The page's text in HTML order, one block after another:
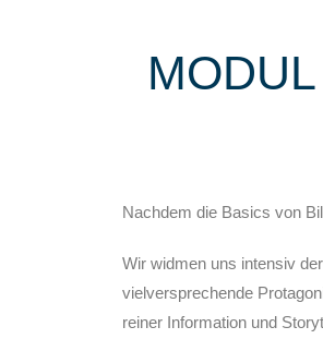
Nachdem die Basics von
Wir widmen uns intensiv
vielversprechende
reiner Information und